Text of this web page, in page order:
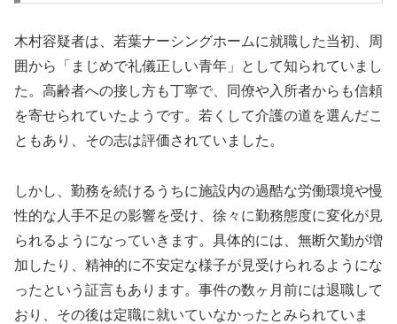
木村容疑者は、若葉ナーシングホームに就職した当初、周
囲から「まじめで礼儀正しい青年」として知られていまし
た。高齢者への接し方も丁寧で、同僚や入所者からも信頼
を寄せられていたようです。若くして介護の道を選んだこ
ともあり、その志は評価されていました。
しかし、勤務を続けるうちに施設内の過酷な労働環境や慢
性的な人手不足の影響を受け、徐々に勤務態度に変化が見
られるようになっていきます。具体的には、無断欠勤が増
加したり、精神的に不安定な様子が見受けられるようにな
ったという証言もあります。事件の数ヶ月前には退職して
おり、その後は定職に就いていなかったとみられていま